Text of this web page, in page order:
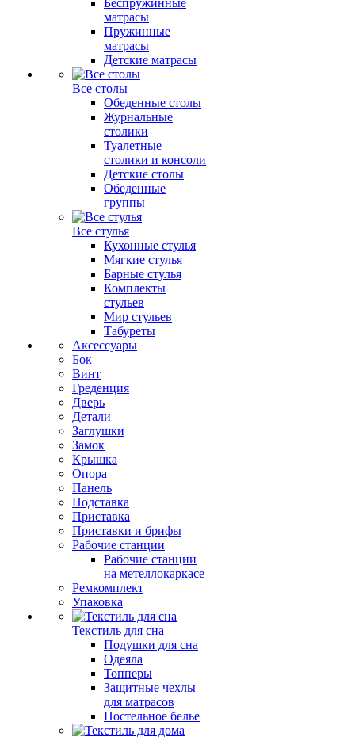
Беспружинные
матрасы
Пружинные
матрасы
Детские матрасы
Все столы
Обеденные столы
Журнальные
столики
Туалетные
столики и консоли
Детские столы
Обеденные
группы
Все стулья
Кухонные стулья
Мягкие стулья
Барные стулья
Комплекты
стульев
Мир стульев
Табуреты
Аксессуары
Бок
Винт
Греденция
Дверь
Детали
Заглушки
Замок
Крышка
Опора
Панель
Подставка
Приставка
Приставки и брифы
Рабочие станции
Рабочие станции
на метеллокаркасе
Ремкомплект
Упаковка
Текстиль для сна
Подушки для сна
Одеяла
Топперы
Защитные чехлы
для матрасов
Постельное белье